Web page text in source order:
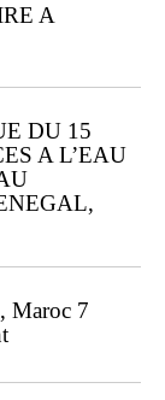
A
DU 15
A L’EAU
Maroc 7